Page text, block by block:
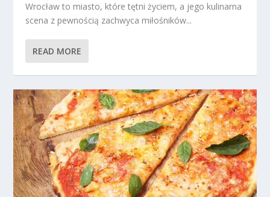
Wrocław to miasto, które tętni życiem, a jego kulinarna
scena z pewnością zachwyca miłośników...
READ MORE